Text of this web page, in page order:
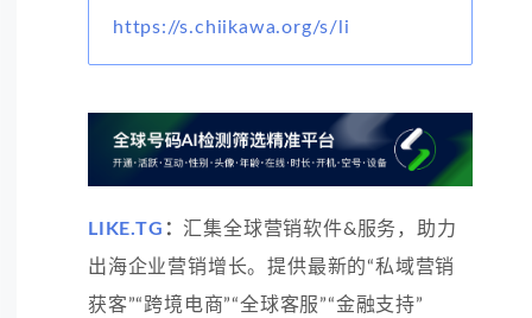
https://s.chiikawa.org/s/li
LIKE.TG ： 汇集全球营销软件&服务，助力
出海企业营销增长。提供最新的“私域营销
获客”“跨境电商”“全球客服”“金融支持”